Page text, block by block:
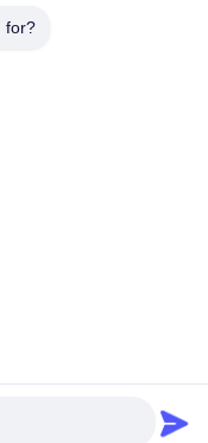
Beijing Zohonice
saklıdır.
for?